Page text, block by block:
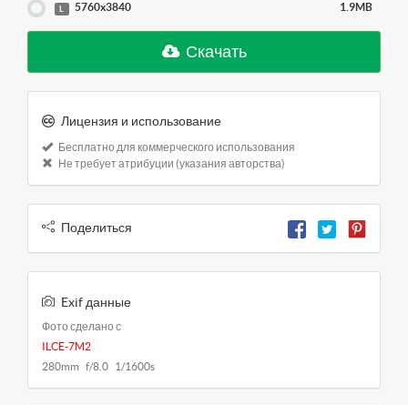
L 5760x3840 1.9MB
Скачать
Лицензия и использование
Бесплатно для коммерческого использования
Не требует атрибуции (указания авторства)
Поделиться
Exif данные
Фото сделано с
ILCE-7M2
280mm f/8.0 1/1600s